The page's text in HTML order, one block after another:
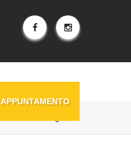
APPUNTAMENTO